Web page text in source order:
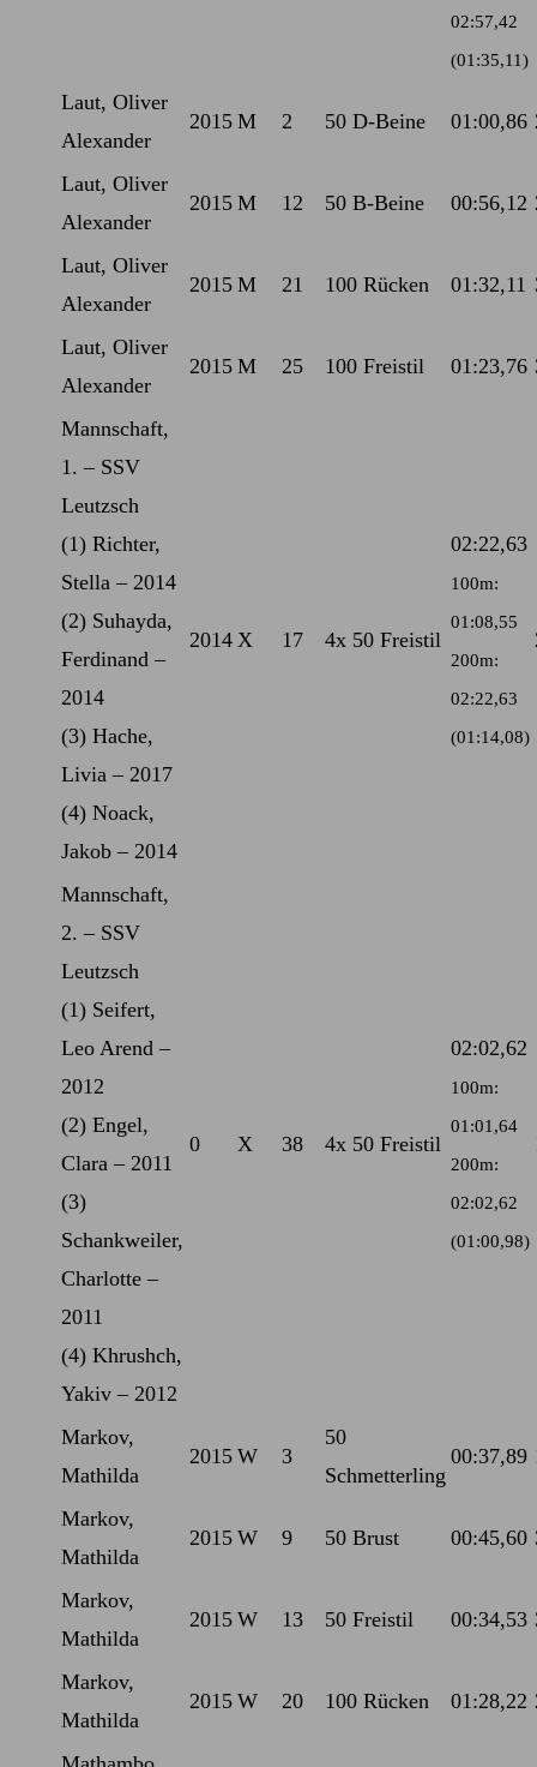
02:57,42
(01:35,11)
Laut, Oliver
Alexander
2015 M 2 50 D-Beine 01:00,86
Laut, Oliver
Alexander
2015 M 12 50 B-Beine 00:56,12
Laut, Oliver
Alexander
2015 M 21 100 Rücken 01:32,11
Laut, Oliver
Alexander
2015 M 25 100 Freistil 01:23,76
Mannschaft,
1. – SSV
Leutzsch
(1) Richter,
Stella – 2014
(2) Suhayda,
Ferdinand –
2014
(3) Hache,
Livia – 2017
(4) Noack,
Jakob – 2014
2014 X 17 4x 50 Freistil
02:22,63
100m:
01:08,55
200m:
02:22,63
(01:14,08)
Mannschaft,
2. – SSV
Leutzsch
(1) Seifert,
Leo Arend –
2012
(2) Engel,
Clara – 2011
(3)
Schankweiler,
Charlotte –
2011
(4) Khrushch,
Yakiv – 2012
0 X 38 4x 50 Freistil
02:02,62
100m:
01:01,64
200m:
02:02,62
(01:00,98)
Markov,
Mathilda
2015 W 3
50
Schmetterling
00:37,89
Markov,
Mathilda
2015 W 9 50 Brust 00:45,60
Markov,
Mathilda
2015 W 13 50 Freistil 00:34,53
Markov,
Mathilda
2015 W 20 100 Rücken 01:28,22